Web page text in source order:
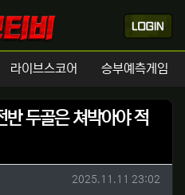
라이브스코어 승부예측게임
반 두골은 쳐박아야 적
작성일
2025.11.11 23:02